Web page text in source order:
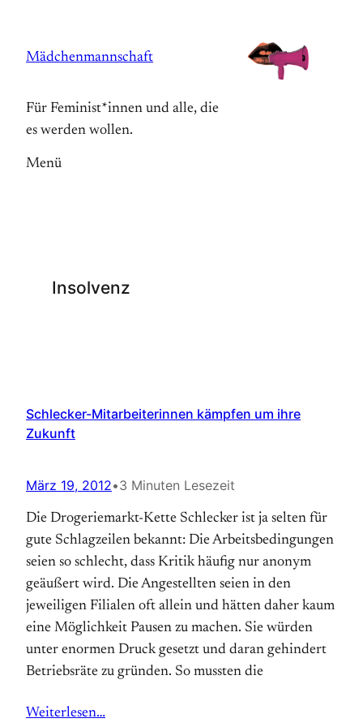
springen
Mädchenmannschaft
Für Feminist*innen und alle, die
es werden wollen.
Menü
Insolvenz
Schlecker-Mitarbeiterinnen kämpfen um ihre
Zukunft
März 19, 2012•3 Minuten Lesezeit
Die Drogeriemarkt-Kette Schlecker ist ja selten für
gute Schlag­zeilen bekannt: Die Arbeitsbedingungen
seien so schlecht, dass Kritik häufig nur anonym
geäußert wird. Die Angestellten seien in den
jeweiligen Filialen oft allein und hätten daher kaum
eine Möglich­keit Pausen zu machen. Sie würden
unter enormen Druck gesetzt und daran gehindert
Betriebs­räte zu gründen. So mussten die
Weiterlesen…